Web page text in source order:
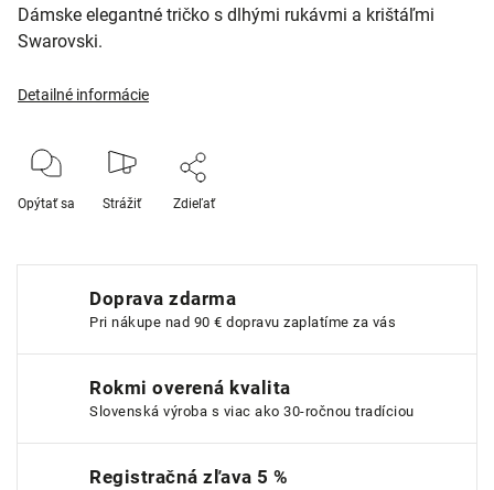
Dámske elegantné tričko s dlhými rukávmi a krištáľmi
Swarovski.
Detailné informácie
Opýtať sa Strážiť Zdieľať
Doprava zdarma
Pri nákupe nad 90 € dopravu zaplatíme za vás
Rokmi overená kvalita
Slovenská výroba s viac ako 30-ročnou tradíciou
Registračná zľava 5 %